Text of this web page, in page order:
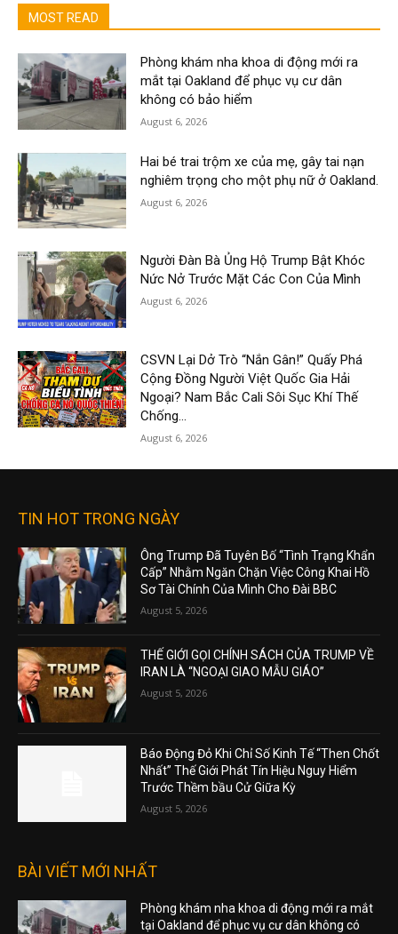
MOST READ
Phòng khám nha khoa di động mới ra
mắt tại Oakland để phục vụ cư dân
không có bảo hiểm
August 6, 2026
Hai bé trai trộm xe của mẹ, gây tai nạn
nghiêm trọng cho một phụ nữ ở Oakland.
August 6, 2026
Người Đàn Bà Ủng Hộ Trump Bật Khóc
Nức Nở Trước Mặt Các Con Của Mình
August 6, 2026
CSVN Lại Dở Trò “Nắn Gân!” Quấy Phá
Cộng Đồng Người Việt Quốc Gia Hải
Ngoại? Nam Bắc Cali Sôi Sục Khí Thế
Chống...
August 6, 2026
TIN HOT TRONG NGÀY
Ông Trump Đã Tuyên Bố “Tình Trạng Khẩn
Cấp” Nhằm Ngăn Chặn Việc Công Khai Hồ
Sơ Tài Chính Của Mình Cho Đài BBC
August 5, 2026
THẾ GIỚI GỌI CHÍNH SÁCH CỦA TRUMP VỀ
IRAN LÀ “NGOẠI GIAO MẪU GIÁO”
August 5, 2026
Báo Động Đỏ Khi Chỉ Số Kinh Tế “Then Chốt
Nhất” Thế Giới Phát Tín Hiệu Nguy Hiểm
Trước Thềm bầu Cử Giữa Kỳ
August 5, 2026
BÀI VIẾT MỚI NHẤT
Phòng khám nha khoa di động mới ra mắt
tại Oakland để phục vụ cư dân không có